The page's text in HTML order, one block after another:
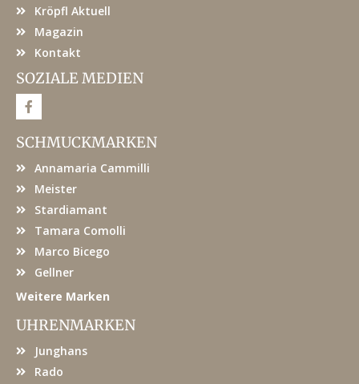
Kröpfl Aktuell
Magazin
Kontakt
SOZIALE MEDIEN
F
a
e
b
o
SCHMUCKMARKEN
Annamaria Cammilli
Meister
Stardiamant
Tamara Comolli
Marco Bicego
Gellner
Weitere Marken
UHRENMARKEN
Junghans
Rado